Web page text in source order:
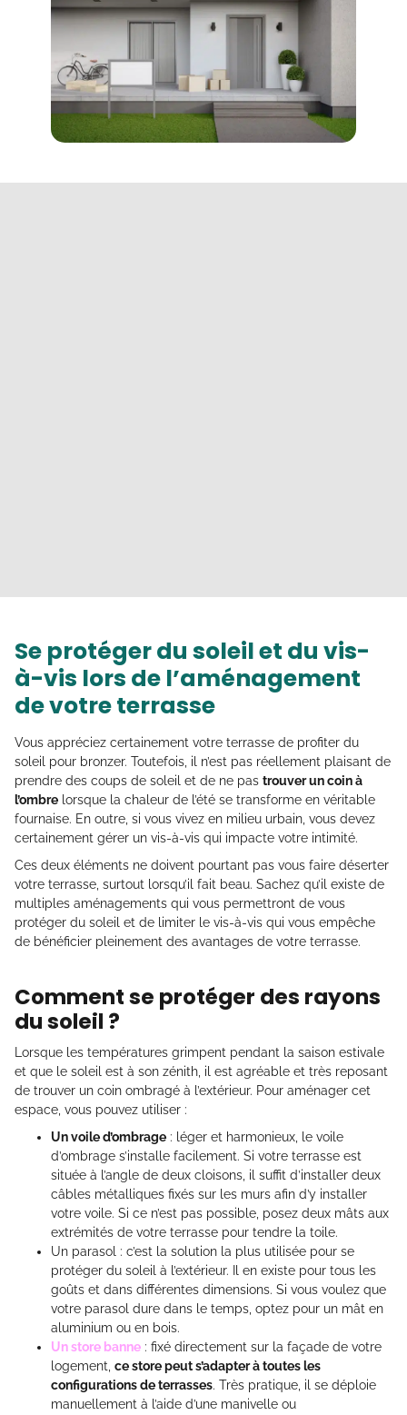
Se protéger du soleil et du vis-
à-vis lors de l’aménagement
de votre terrasse
Vous appréciez certainement votre terrasse de profiter du
soleil pour bronzer. Toutefois, il n’est pas réellement plaisant de
prendre des coups de soleil et de ne pas trouver un coin à
l’ombre lorsque la chaleur de l’été se transforme en véritable
fournaise. En outre, si vous vivez en milieu urbain, vous devez
certainement gérer un vis-à-vis qui impacte votre intimité.
Ces deux éléments ne doivent pourtant pas vous faire déserter
votre terrasse, surtout lorsqu’il fait beau. Sachez qu’il existe de
multiples aménagements qui vous permettront de vous
protéger du soleil et de limiter le vis-à-vis qui vous empêche
de bénéficier pleinement des avantages de votre terrasse.
Comment se protéger des rayons
du soleil ?
Lorsque les températures grimpent pendant la saison estivale
et que le soleil est à son zénith, il est agréable et très reposant
de trouver un coin ombragé à l’extérieur. Pour aménager cet
espace, vous pouvez utiliser :
Un voile d’ombrage : léger et harmonieux, le voile
d’ombrage s’installe facilement. Si votre terrasse est
située à l’angle de deux cloisons, il suffit d’installer deux
câbles métalliques fixés sur les murs afin d’y installer
votre voile. Si ce n’est pas possible, posez deux mâts aux
extrémités de votre terrasse pour tendre la toile.
Un parasol : c’est la solution la plus utilisée pour se
protéger du soleil à l’extérieur. Il en existe pour tous les
goûts et dans différentes dimensions. Si vous voulez que
votre parasol dure dans le temps, optez pour un mât en
aluminium ou en bois.
Un store banne : fixé directement sur la façade de votre
logement, ce store peut s’adapter à toutes les
configurations de terrasses. Très pratique, il se déploie
manuellement à l’aide d’une manivelle ou